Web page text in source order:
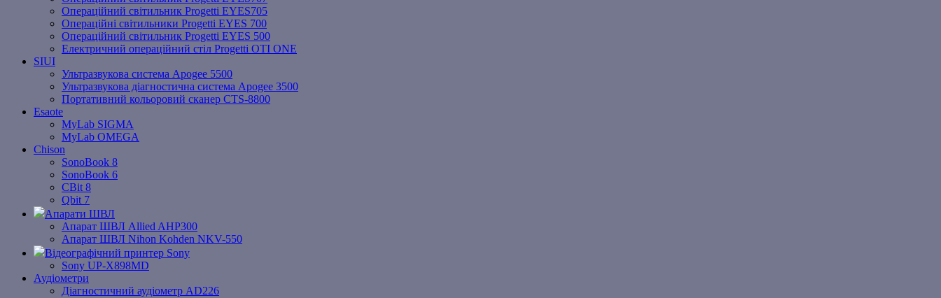
Операційний світильник Progetti EYES705
Операційні світильники Progetti EYES 700
Операційний світильник Progetti EYES 500
Електричний операційний стіл Progetti OTI ONE
SIUI
Ультразвукова система Apogee 5500
Ультразвукова діагностична система Apogee 3500
Портативний кольоровий сканер CTS-8800
Esaote
MyLab SIGMA
MyLab OMEGA
Chison
SonoBook 8
SonoBook 6
СBit 8
Qbit 7
Апарати ШВЛ
Апарат ШВЛ Allied AHP300
Апарат ШВЛ Nihon Kohden NKV-550
Відеографічний принтер Sony
Sony UP-X898MD
Аудіометри
Діагностичний аудіометр AD226